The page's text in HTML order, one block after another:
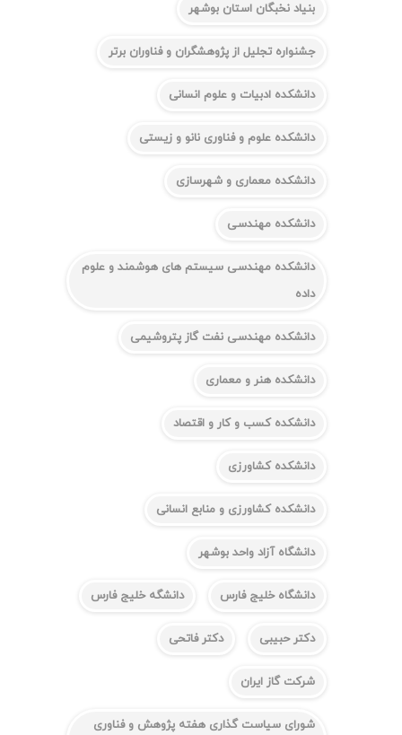
بنیاد نخبگان استان بوشهر
جشنواره تجلیل از پژوهشگران و فناوران برتر
دانشکده ادبیات و علوم انسانی
دانشکده علوم و فناوری نانو و زیستی
دانشکده معماری و شهرسازی
دانشکده مهندسی
دانشکده مهندسی سیستم های هوشمند و علوم
داده
دانشکده مهندسی نفت گاز پتروشیمی
دانشکده هنر و معماری
دانشکده کسب و کار و اقتصاد
دانشکده کشاورزی
دانشکده کشاورزی و منابع انسانی
دانشگاه آزاد واحد بوشهر
دانشگاه خلیج فارس دانشگه خلیج فارس
دکتر حبیبی دکتر فاتحی
شرکت گاز ایران
شورای سیاست گذاری هفته پژوهش و فناوری